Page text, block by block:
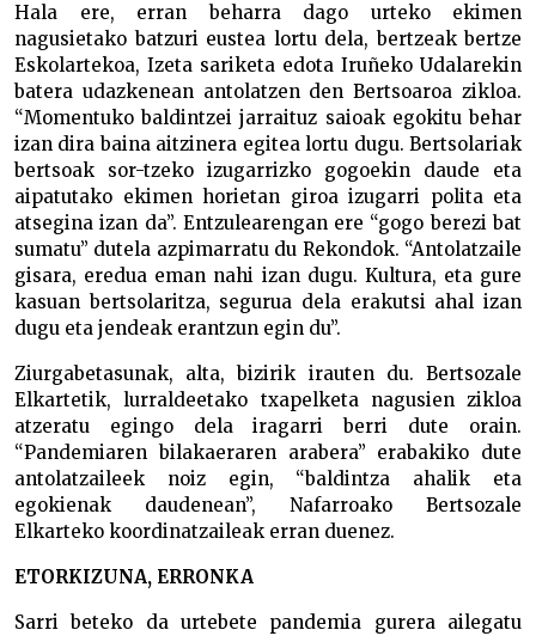
Hala ere, erran beharra dago urteko ekimen
nagusietako batzuri eustea lortu dela, bertzeak bertze
Eskolartekoa, Izeta sariketa edota Iruñeko Udalarekin
batera udazkenean antolatzen den Bertsoaroa zikloa.
“Momentuko baldintzei jarraituz saioak egokitu behar
izan dira baina aitzinera egitea lortu dugu. Bertsolariak
bertsoak sor-tzeko izugarrizko gogoekin daude eta
aipatutako ekimen horietan giroa izugarri polita eta
atsegina izan da”. Entzulearengan ere “gogo berezi bat
sumatu” dutela azpimarratu du Rekondok. “Antolatzaile
gisara, eredua eman nahi izan dugu. Kultura, eta gure
kasuan bertsolaritza, segurua dela erakutsi ahal izan
dugu eta jendeak erantzun egin du”.
Ziurgabetasunak, alta, bizirik irauten du. Bertsozale
Elkartetik, lurraldeetako txapelketa nagusien zikloa
atzeratu egingo dela iragarri berri dute orain.
“Pandemiaren bilakaeraren arabera” erabakiko dute
antolatzaileek noiz egin, “baldintza ahalik eta
egokienak daudenean”, Nafarroako Bertsozale
Elkarteko koordinatzaileak erran duenez.
ETORKIZUNA, ERRONKA
Sarri beteko da urtebete pandemia gurera ailegatu